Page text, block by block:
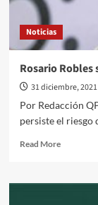
de
Noticias
Rosario Robles
31 diciembre, 2021
Por Redacción
persiste el riesgo
Read MoreRead
Rosario